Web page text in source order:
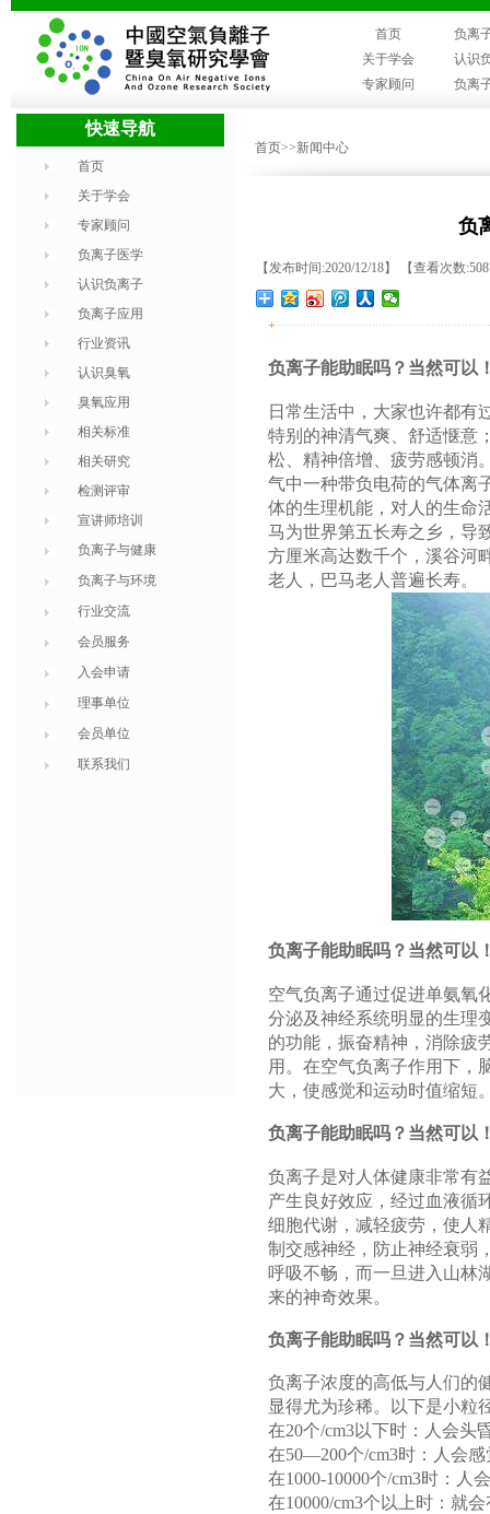
首页
负离
关于学会
认识
专家顾问
负离
快速导航
首页
关于学会
专家顾问
负离子医学
认识负离子
负离子应用
行业资讯
认识臭氧
臭氧应用
相关标准
相关研究
检测评审
宣讲师培训
负离子与健康
负离子与环境
行业交流
会员服务
入会申请
理事单位
会员单位
联系我们
首页>>新闻中心
负
【发布时间:2020/12/18】 【查看次数
+
负离子能助眠吗？当然可以
日常生活中，大家也许都有
特别的神清气爽、舒适惬意
松、精神倍增、疲劳感顿消
气中一种带负电荷的气体离
体的生理机能，对人的生命
马为世界第五长寿之乡，导
方厘米高达数千个，溪谷河
老人，巴马老人普遍长寿。
负离子能助眠吗？当然可以
空气负离子通过促进单氨氧
分泌及神经系统明显的生理
的功能，振奋精神，消除疲
用。在空气负离子作用下，
大，使感觉和运动时值缩短
负离子能助眠吗？当然可以
负离子是对人体健康非常有
产生良好效应，经过血液循
细胞代谢，减轻疲劳，使人
制交感神经，防止神经衰弱
呼吸不畅，而一旦进入山林
来的神奇效果。
负离子能助眠吗？当然可以
负离子浓度的高低与人们的
显得尤为珍稀。以下是小粒
在20个/cm3以下时：人会头
在50—200个/cm3时：人会
在1000-10000个/cm3时：人
在10000/cm3个以上时：就